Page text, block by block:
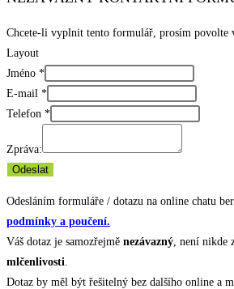
Chcete-li vyplnit tento formulář, prosím povolte
Layout
Jméno *
E-mail *
Telefon *
Zpráva:
Odeslat
Odesláním formuláře / dotazu na online chatu
podmínky a poučení.
Váš dotaz je samozřejmě nezávazný , není nikde
mlčenlivosti
Dotaz by měl být řešitelný bez dalšího online a